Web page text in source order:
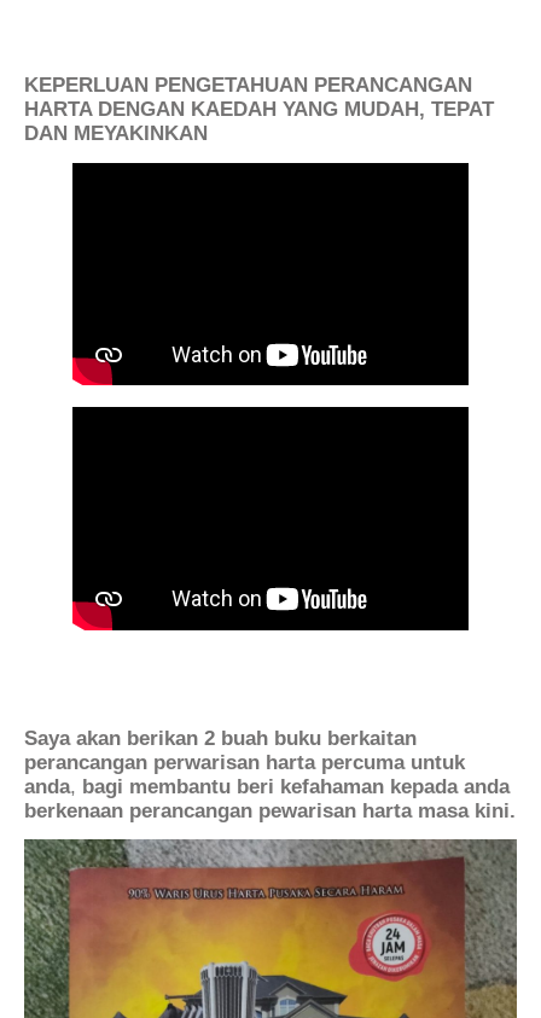
KEPERLUAN PENGETAHUAN PERANCANGAN
HARTA DENGAN KAEDAH YANG MUDAH, TEPAT
DAN MEYAKINKAN
Saya akan berikan 2 buah buku berkaitan
perancangan perwarisan harta percuma untuk
anda, bagi membantu beri kefahaman kepada anda
berkenaan perancangan pewarisan harta masa kini.